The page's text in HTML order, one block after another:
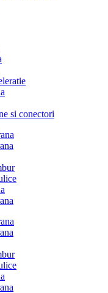
si conectori